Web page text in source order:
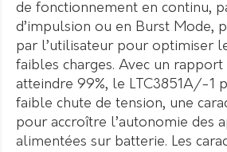
de fonctionnement en continu,
d’impulsion ou en Burst Mode,
par l’utilisateur pour optimiser
faibles charges. Avec un
atteindre 99%, le LTC3851A/-1
faible chute de tension, une
pour accroître l’autonomie des
alimentées sur batterie. Les